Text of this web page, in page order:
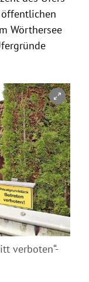
Wörthersee
verboten“-